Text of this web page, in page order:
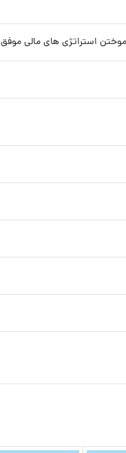
آموختن استراتژی های مالی موفق